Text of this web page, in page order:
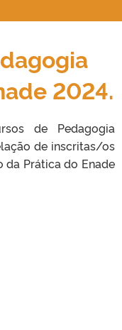
2024.
de Pedagogia
de inscritas/os
da Prática do Enade